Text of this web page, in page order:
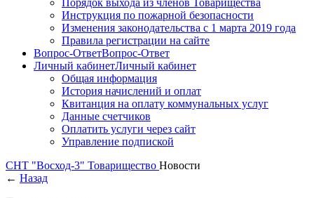
Порядок выхода из членов Товарищества
Инструкция по пожарной безопасности
Изменения законодательства с 1 марта 2019 года
Правила регистрации на сайте
Вопрос-ОтветВопрос-Ответ
Личный кабинетЛичный кабинет
Общая информация
История начислений и оплат
Квитанция на оплату коммунальных услуг
Данные счетчиков
Оплатить услуги через сайт
Управление подпиской
СНТ "Восход-3" Товарищество Новости
← Назад